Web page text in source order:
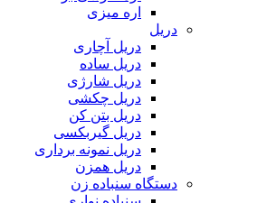
اره میزی
دریل
دریل آچاری
دریل ساده
دریل شارژی
دریل چکشی
دریل بتن کن
دریل گیربکسی
دریل نمونه برداری
دریل همزن
دستگاه سنباده زن